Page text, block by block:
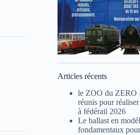
Articles récents
le ZOO du ZERO
réunis pour
à fédérail 2026
Le ballast en
fondamentaux